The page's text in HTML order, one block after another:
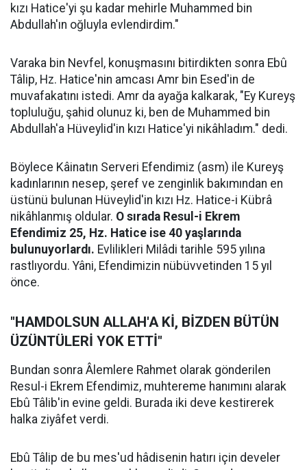
kızı Hatice'yi şu kadar mehirle Muhammed bin
Abdullah'ın oğluyla evlendirdim."
Varaka bin Nevfel, konuşmasını bitirdikten sonra Ebû
Tâlip, Hz. Hatice'nin amcası Amr bin Esed'in de
muvafakatını istedi. Amr da ayağa kalkarak, "Ey Kureyş
topluluğu, şahid olunuz ki, ben de Muhammed bin
Abdullah'a Hüveylid'in kızı Hatice'yi nikâhladım." dedi.
Böylece Kâinatın Serveri Efendimiz (asm) ile Kureyş
kadınlarının nesep, şeref ve zenginlik bakımından en
üstünü bulunan Hüveylid'in kızı Hz. Hatice-i Kübrâ
nikâhlanmış oldular. O sırada Resul-i Ekrem
Efendimiz 25, Hz. Hatice ise 40 yaşlarında
bulunuyorlardı. Evlilikleri Milâdi tarihle 595 yılına
rastlıyordu. Yâni, Efendimizin nübüvvetinden 15 yıl
önce.
"HAMDOLSUN ALLAH'A Kİ, BİZDEN BÜTÜN
ÜZÜNTÜLERİ YOK ETTİ"
Bundan sonra Âlemlere Rahmet olarak gönderilen
Resul-i Ekrem Efendimiz, muhtereme hanımını alarak
Ebû Tâlib'in evine geldi. Burada iki deve kestirerek
halka ziyâfet verdi.
Ebû Tâlip de bu mes'ud hâdisenin hatırı için develer